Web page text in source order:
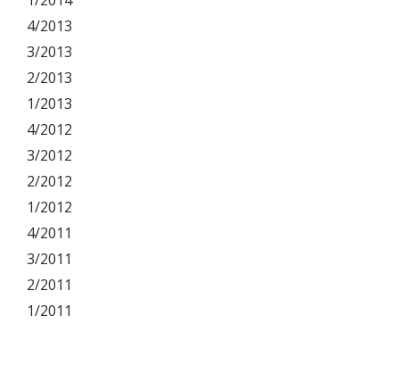
4/2013
3/2013
2/2013
1/2013
4/2012
3/2012
2/2012
1/2012
4/2011
3/2011
2/2011
1/2011